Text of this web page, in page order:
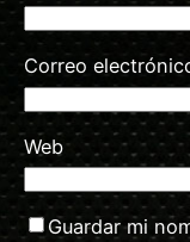
Correo
Web
Guardar mi